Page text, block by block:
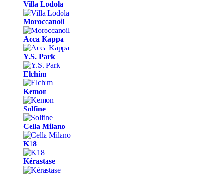
Villa Lodola
Moroccanoil
Acca Kappa
Y.S. Park
Elchim
Kemon
Solfine
Cella Milano
K18
Kérastase